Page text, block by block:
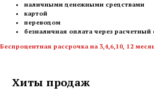
наличными денежными средствами
картой
переводом
безналичная оплата через расчетный
Беспроцентная рассрочка на 3,4,6,10, 12
Хиты продаж